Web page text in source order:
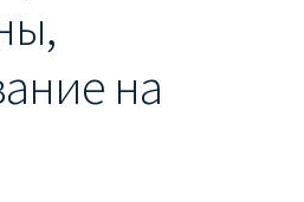
имени
на